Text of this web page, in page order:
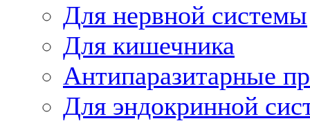
Для нервной системы
Для кишечника
Антипаразитарные
Для эндокринной